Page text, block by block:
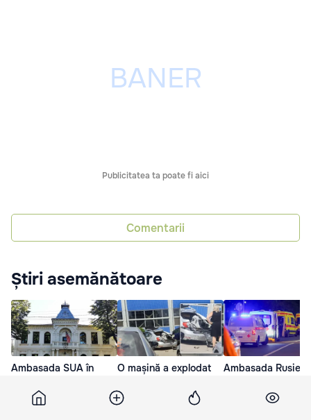
Publicitatea ta poate fi aici
Comentarii
Știri asemănătoare
Ambasada SUA în
cetățenilor să fie
vigilenți pe Internet
O mașină a explodat
Capitală
Ambasada Rusiei a
Moscova un act de
intimidare a